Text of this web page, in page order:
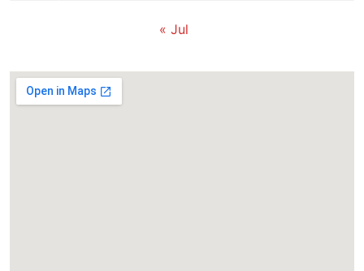
« Jul